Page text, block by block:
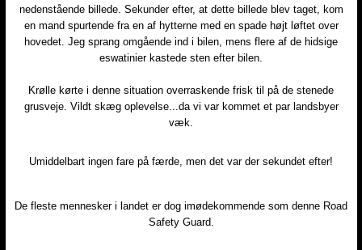
nedenstående billede. Sekunder efter, at dette billede blev taget, kom
en mand spurtende fra en af hytterne med en spade højt løftet over
hovedet. Jeg sprang omgående ind i bilen, mens flere af de hidsige
eswatinier kastede sten efter bilen.
Krølle kørte i denne situation overraskende frisk til på de stenede
grusveje. Vildt skæg oplevelse...da vi var kommet et par landsbyer
væk.
Umiddelbart ingen fare på færde, men det var der sekundet efter!
De fleste mennesker i landet er dog imødekommende som denne Road
Safety Guard.